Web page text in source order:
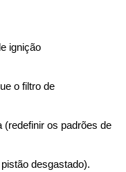
ignição
o filtro de
(redefinir os padrões de
desgastado).